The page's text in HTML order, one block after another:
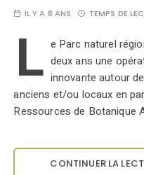
IL Y A 8 ANS TEMPS DE
L e Parc naturel
deux ans une
innovante autour
anciens et/ou locaux en
Ressources de Botanique
CONTINUER LA